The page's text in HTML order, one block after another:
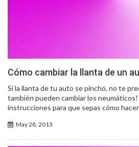
Cómo cambiar la llanta de un
Si la llanta de tu auto se pinchó, no te
también pueden cambiar los
instrucciones para que sepas cómo
May 28, 2013